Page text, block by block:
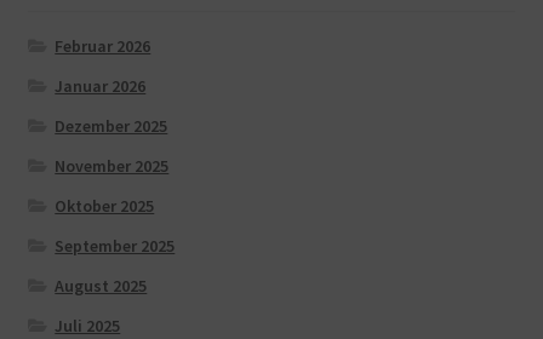
Februar 2026
Januar 2026
Dezember 2025
November 2025
Oktober 2025
September 2025
August 2025
Juli 2025